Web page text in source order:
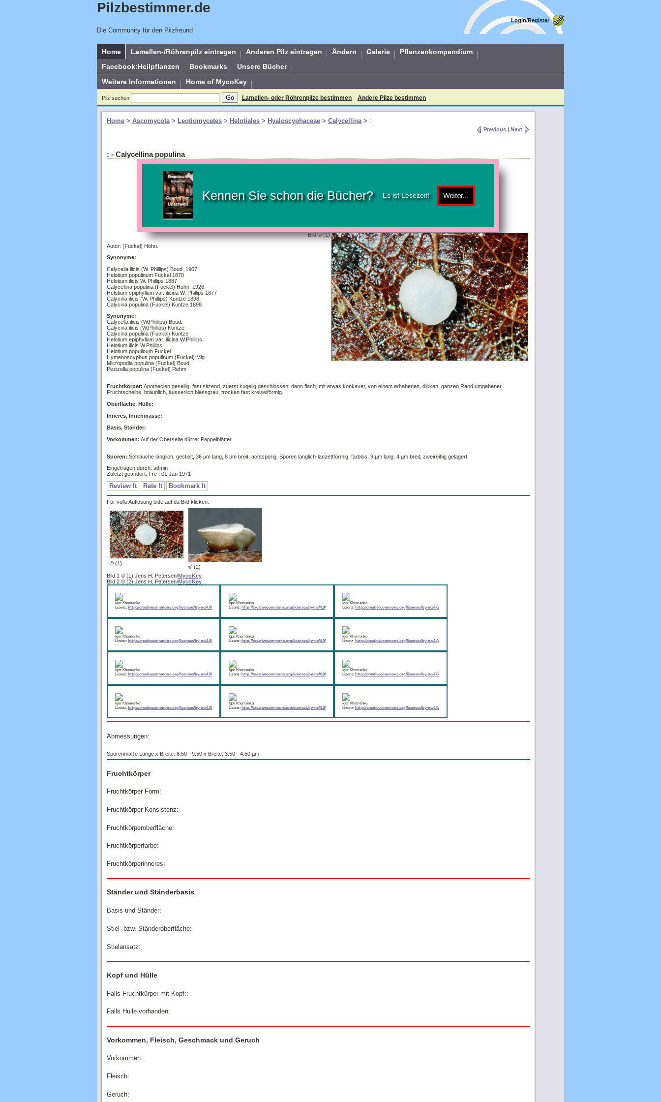
Login/Register
Pilzbestimmer.de
Die Community für den Pilzfreund
Home Lamellen-/Röhrenpilz eintragen Anderen Pilz eintragen Ändern Galerie
Pflanzenkompendium
Facebook:Heilpflanzen
Bookmarks
Unsere Bücher
Weitere Informationen
Home of MycoKey
Pilz suchen Lamellen- oder Röhrenpilze bestimmen Andere Pilze bestimmen
Home > Ascomycota> Leotiomycetes > Helotiales > Hyaloscyphaceae > Calycellina> :
Previous Next
: - Calycellina populina
Kennen Sie schon die Bücher? Es ist Lesezeit!
Bild © (1)
Autor: (Fuckel) Höhn.
Synonyme:
Calycella ilicis (W. Phillips) Boud. 1907
Helotium populinum Fuckel 1870
Helotium ilicis W. Phillips 1887
Calycellina populina (Fuckel) Höhn. 1926
Helotium epiphyllum var. ilicina W. Phillips 1877
Calycina ilicis (W. Phillips) Kuntze 1898
Calycina populina (Fuckel) Kuntze 1898
Synonyme:
Calycella ilicis (W.Phillips) Boud.
Calycina ilicis (W.Phillips) Kuntze
Calycina populina (Fuckel) Kuntze
Helotium epiphyllum var. ilicina W.Phillips
Helotium ilicis W.Phillips
Helotium populinum Fuckel
Hymenoscyphus populinum (Fuckel) Mig.
Micropodia populina (Fuckel) Boud.
Pezizella populina (Fuckel) Rehm
Fruchtkörper: Apothecien gesellig, fast sitzend, zuerst kugelig geschlossen, dann flach, mit etwas konkaver, von einem erhabenen, dicken, ganzen Rand umgebener
Fruchtscheibe, bräunlich, äusserlich blassgrau, trocken fast kreiseiförmig.
Oberfläche, Hülle:
Inneres, Innenmasse:
Basis, Ständer:
Vorkommen: Auf der Oberseite dürrer Pappelblätter.
Sporen: Schläuche länglich, gestielt, 36 µm lang, 8 µm breit, achtsporig. Sporen länglich-lanzettförmig, farblos, 9 µm lang, 4 µm breit, zweireihig gelagert.
Eingetragen durch: admin
Zuletzt geändert: Fre , 01.Jan 1971
Review It Rate It Bookmark It
Für volle Auflösung bitte auf da Bild klicken:
© (1)
© (2)
Bild 1 © (1) Jens H. Petersen/MycoKey
Bild 2 © (2) Jens H. Petersen/MycoKey
Igor Khomenko
Lizenz: http://creativecommons.org/licenses/by-nc/4.0/
Igor Khomenko
Lizenz: http://creativecommons.org/licenses/by-nc/4.0/
Igor Khomenko
Lizenz: http://creativecommons.org/licenses/by-nc/4.0/
Igor Khomenko
Lizenz: http://creativecommons.org/licenses/by-nc/4.0/
Igor Khomenko
Lizenz: http://creativecommons.org/licenses/by-nc/4.0/
Igor Khomenko
Lizenz: http://creativecommons.org/licenses/by-nc/4.0/
Igor Khomenko
Lizenz: http://creativecommons.org/licenses/by-nc/4.0/
Igor Khomenko
Lizenz: http://creativecommons.org/licenses/by-nc/4.0/
Igor Khomenko
Lizenz: http://creativecommons.org/licenses/by-nc/4.0/
Igor Khomenko
Lizenz: http://creativecommons.org/licenses/by-nc/4.0/
Igor Khomenko
Lizenz: http://creativecommons.org/licenses/by-nc/4.0/
Igor Khomenko
Lizenz: http://creativecommons.org/licenses/by-nc/4.0/
Abmessungen:
Sporenmaße Länge x Breite: 8.50 - 9.50 x Breite: 3.50 - 4.50 µm
Fruchtkörper
Fruchtkörper Form:
Fruchtkörper Konsistenz:
Fruchtkörperoberfläche:
Fruchtkörperfarbe:
Fruchtkörperinneres:
Ständer und Ständerbasis
Basis und Ständer:
Stiel- bzw. Ständeroberfläche:
Stielansatz:
Kopf und Hülle
Falls Fruchtkürper mit Kopf::
Falls Hülle vorhanden:
Vorkommen, Fleisch, Geschmack und Geruch
Vorkommen:
Fleisch:
Geruch: